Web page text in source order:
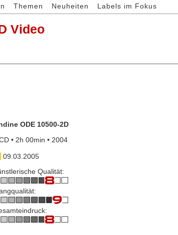
Themen Neuheiten Labels im Fokus
Video
ODE 10500-2D
• 2h 00min • 2004
09.03.2005
Qualität: